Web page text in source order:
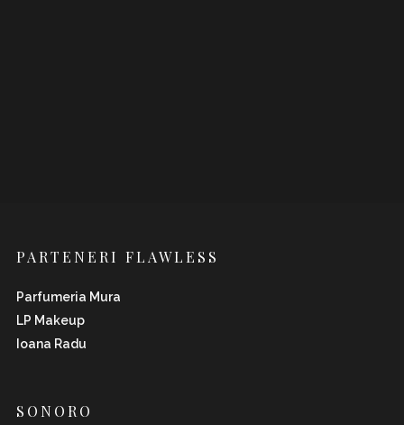
PARTENERI FLAWLESS
Parfumeria Mura
LP Makeup
Ioana Radu
SONORO